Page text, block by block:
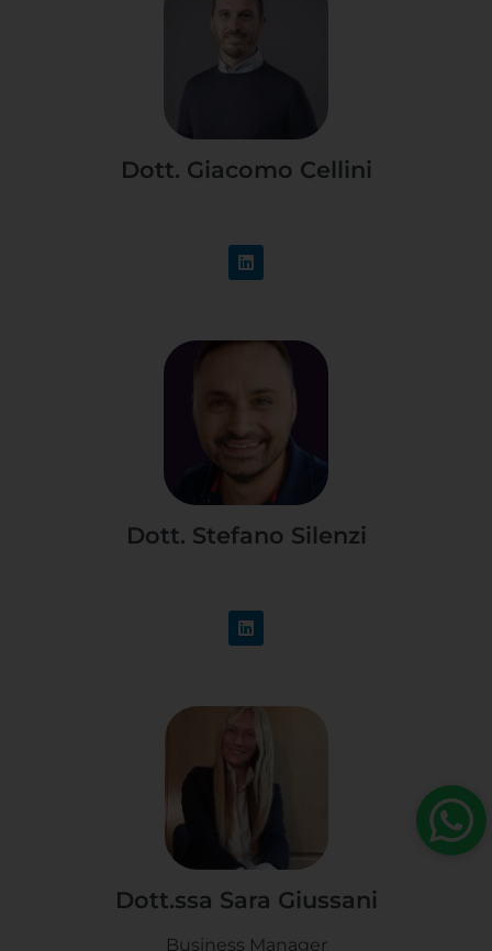
Dott. Giacomo Cellini
Dott. Stefano Silenzi
Dott.ssa Sara Giussani
Business Manager